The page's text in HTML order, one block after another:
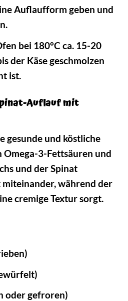
Auflaufform geben und
bei 180°C ca. 15-20
der Käse geschmolzen
ist.
Auflauf mit
gesunde und köstliche
Omega-3-Fettsäuren und
und der Spinat
während der
cremige Textur sorgt.
oder gefroren)